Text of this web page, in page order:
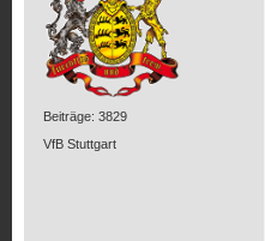
Beiträge: 3829
VfB Stuttgart